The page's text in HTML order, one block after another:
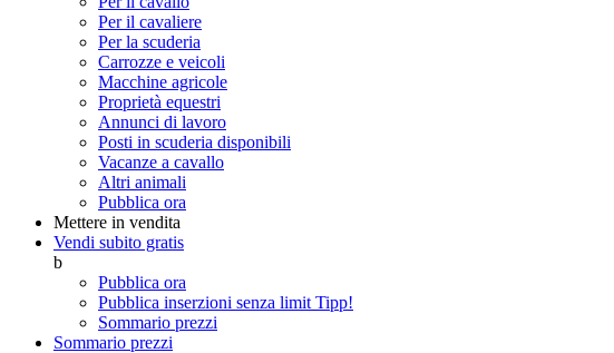
Per il cavaliere
Per la scuderia
Carrozze e veicoli
Macchine agricole
Proprietà equestri
Annunci di lavoro
Posti in scuderia disponibili
Vacanze a cavallo
Altri animali
Pubblica ora
Mettere in vendita
Vendi subito gratis
b
Pubblica ora
Pubblica inserzioni senza limit Tipp!
Sommario prezzi
Sommario prezzi